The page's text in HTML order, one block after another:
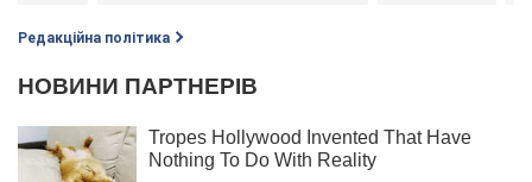
Редакційна політика